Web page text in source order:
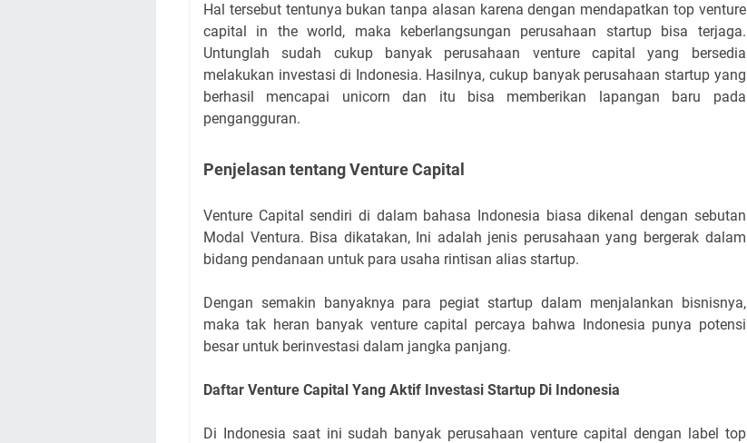
Hal tersebut tentunya bukan tanpa alasan karena dengan mendapatkan top venture
capital in the world, maka keberlangsungan perusahaan startup bisa terjaga.
Untunglah sudah cukup banyak perusahaan venture capital yang bersedia
melakukan investasi di Indonesia. Hasilnya, cukup banyak perusahaan startup yang
berhasil mencapai unicorn dan itu bisa memberikan lapangan baru pada
pengangguran.
Penjelasan tentang Venture Capital
Venture Capital sendiri di dalam bahasa Indonesia biasa dikenal dengan sebutan
Modal Ventura. Bisa dikatakan, Ini adalah jenis perusahaan yang bergerak dalam
bidang pendanaan untuk para usaha rintisan alias startup.
Dengan semakin banyaknya para pegiat startup dalam menjalankan bisnisnya,
maka tak heran banyak venture capital percaya bahwa Indonesia punya potensi
besar untuk berinvestasi dalam jangka panjang.
Daftar Venture Capital Yang Aktif Investasi Startup Di Indonesia
Di Indonesia saat ini sudah banyak perusahaan venture capital dengan label top